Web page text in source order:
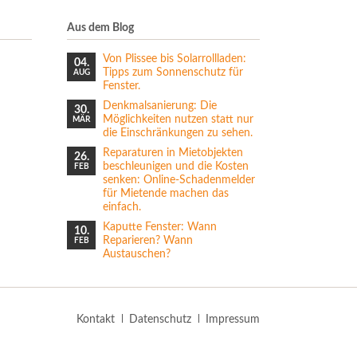
Aus dem Blog
04.
AUG
Von Plissee bis Solarrollladen:
Tipps zum Sonnenschutz für
Fenster.
30.
MÄR
Denkmalsanierung: Die
Möglichkeiten nutzen statt nur
die Einschränkungen zu sehen.
26.
FEB
Reparaturen in Mietobjekten
beschleunigen und die Kosten
senken: Online-Schadenmelder
für Mietende machen das
einfach.
10.
FEB
Kaputte Fenster: Wann
Reparieren? Wann
Austauschen?
Navigation
Kontakt Datenschutz Impressum